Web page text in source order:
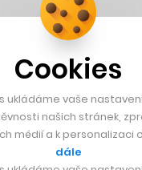
Cookies
ukládáme vaše
našich stránek,
médií a k personalizaci
dále